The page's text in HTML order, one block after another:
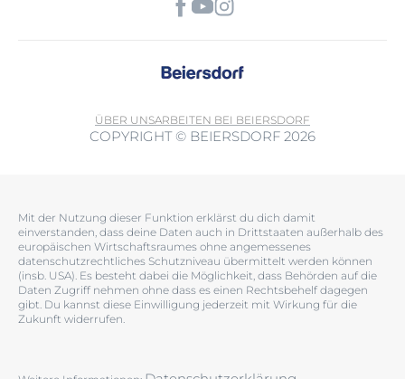
ÜBER UNSARBEITEN BEI BEIERSDORF
COPYRIGHT © BEIERSDORF 2026
Mit der Nutzung dieser Funktion erklärst du dich damit
einverstanden, dass deine Daten auch in Drittstaaten außerhalb des
europäischen Wirtschaftsraumes ohne angemessenes
datenschutzrechtliches Schutzniveau übermittelt werden können
(insb. USA). Es besteht dabei die Möglichkeit, dass Behörden auf die
Daten Zugriff nehmen ohne dass es einen Rechtsbehelf dagegen
gibt. Du kannst diese Einwilligung jederzeit mit Wirkung für die
Zukunft widerrufen.